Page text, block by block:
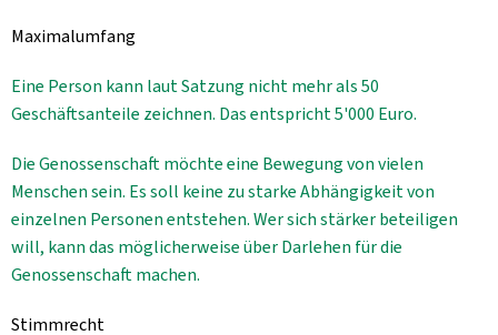
Maximalumfang
Eine Person kann laut Satzung nicht mehr als 50
Geschäftsanteile zeichnen. Das entspricht 5'000 Euro.
Die Genossenschaft möchte eine Bewegung von vielen
Menschen sein. Es soll keine zu starke Abhängigkeit von
einzelnen Personen entstehen. Wer sich stärker beteiligen
will, kann das möglicherweise über Darlehen für die
Genossenschaft machen.
Stimmrecht